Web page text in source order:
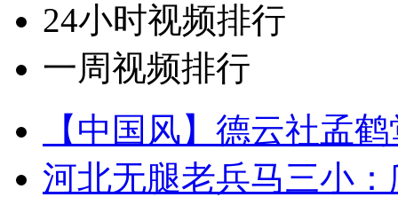
24小时视频排行
一周视频排行
【中国风】德云社孟
河北无腿老兵马三小